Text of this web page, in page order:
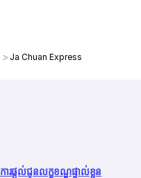
Ja Chuan Express
ការផ្តល់ជូនលក្ខខណ្ឌផ្ទាល់ខ្លួន